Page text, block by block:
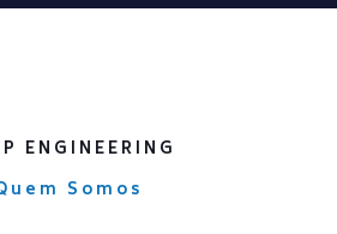
ENGINEERING
Somos